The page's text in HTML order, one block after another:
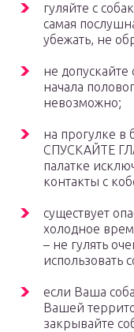
гуляйте с
самая
убежать, не
не допускайте
начала
невозможно;
на прогулке в
СПУСКАЙТЕ
палатке
контакты с
существует
холодное
– не гулять
использовать
если Ваша
Вашей
закрывайте